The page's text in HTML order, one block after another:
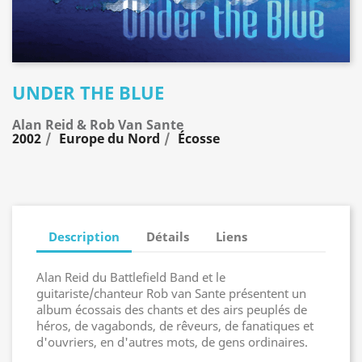
UNDER THE BLUE
Alan Reid & Rob Van Sante
2002 Europe du Nord Écosse
Description Détails Liens
Alan Reid du Battlefield Band et le
guitariste/chanteur Rob van Sante présentent un
album écossais des chants et des airs peuplés de
héros, de vagabonds, de rêveurs, de fanatiques et
d'ouvriers, en d'autres mots, de gens ordinaires.